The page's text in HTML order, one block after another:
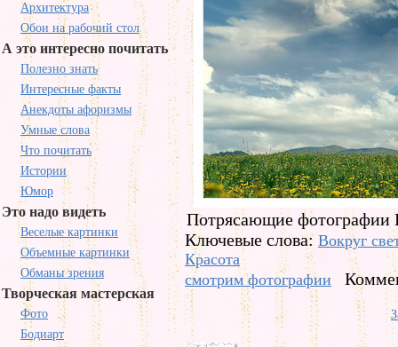
Архитектура
Обои на рабочий стол
А это интересно почитать
Полезно знать
Интересные факты
Анекдоты афоризмы
Умные слова
Что почитать
Истории
Юмор
Это надо видеть
Веселые картинки
Объемные картинки
Обманы зрения
Творческая мастерская
Фото
Бодиарт
Потрясающие фотографии
Ключевые слова: Вокруг
Красота
смотрим фотографии